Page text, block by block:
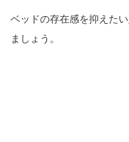
ベッドの存在感を抑えた
ましょう。